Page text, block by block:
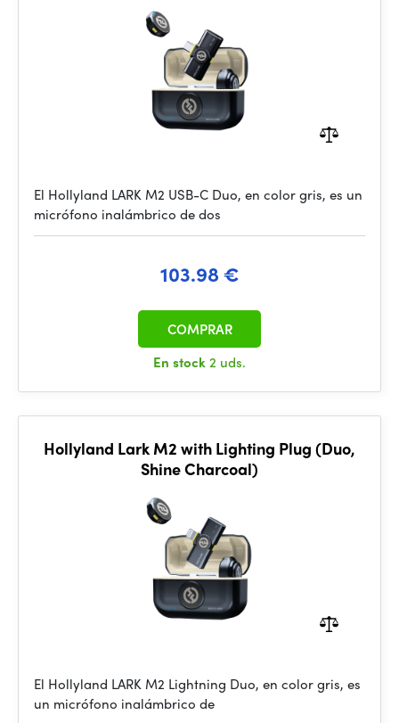
El Hollyland LARK M2 USB-C Duo, en color gris, es un
micrófono inalámbrico de dos
103.98 €
En stock2 uds.
COMPRAR
Hollyland Lark M2 with Lighting Plug (Duo,
Shine Charcoal)
El Hollyland LARK M2 Lightning Duo, en color gris, es
un micrófono inalámbrico de